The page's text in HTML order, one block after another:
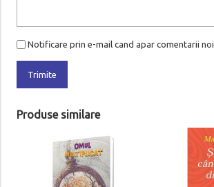
Notificare prin e-mail cand apar comentarii noi
Trimite
Produse similare